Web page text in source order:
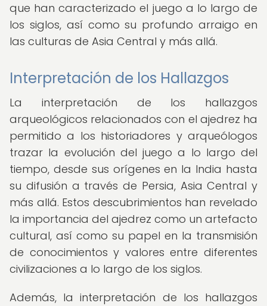
que han caracterizado el juego a lo largo de
los siglos, así como su profundo arraigo en
las culturas de Asia Central y más allá.
Interpretación de los Hallazgos
La interpretación de los hallazgos
arqueológicos relacionados con el ajedrez ha
permitido a los historiadores y arqueólogos
trazar la evolución del juego a lo largo del
tiempo, desde sus orígenes en la India hasta
su difusión a través de Persia, Asia Central y
más allá. Estos descubrimientos han revelado
la importancia del ajedrez como un artefacto
cultural, así como su papel en la transmisión
de conocimientos y valores entre diferentes
civilizaciones a lo largo de los siglos.
Además, la interpretación de los hallazgos